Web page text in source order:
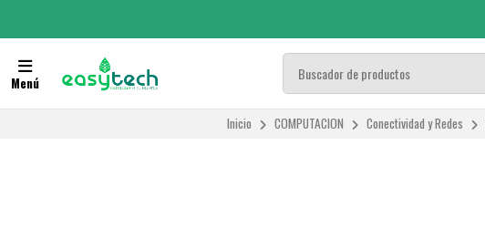
Menú
Inicio COMPUTACION Conectividad y Redes